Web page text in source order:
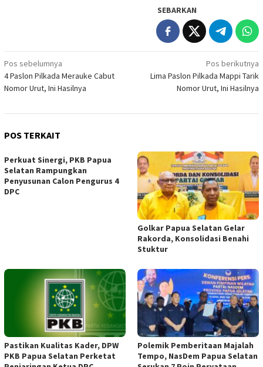
SEBARKAN
Navigasi
pos
Pos sebelumnya
4 Paslon Pilkada Merauke Cabut
Nomor Urut, Ini Hasilnya
Pos berikutnya
Lima Paslon Pilkada Mappi Tarik
Nomor Urut, Ini Hasilnya
POS TERKAIT
Perkuat Sinergi, PKB Papua
Selatan Rampungkan
Penyusunan Calon Pengurus 4
DPC
Golkar Papua Selatan Gelar
Rakorda, Konsolidasi Benahi
Stuktur
Pastikan Kualitas Kader, DPW
PKB Papua Selatan Perketat
Polemik Pemberitaan Majalah
Tempo, NasDem Papua Selatan